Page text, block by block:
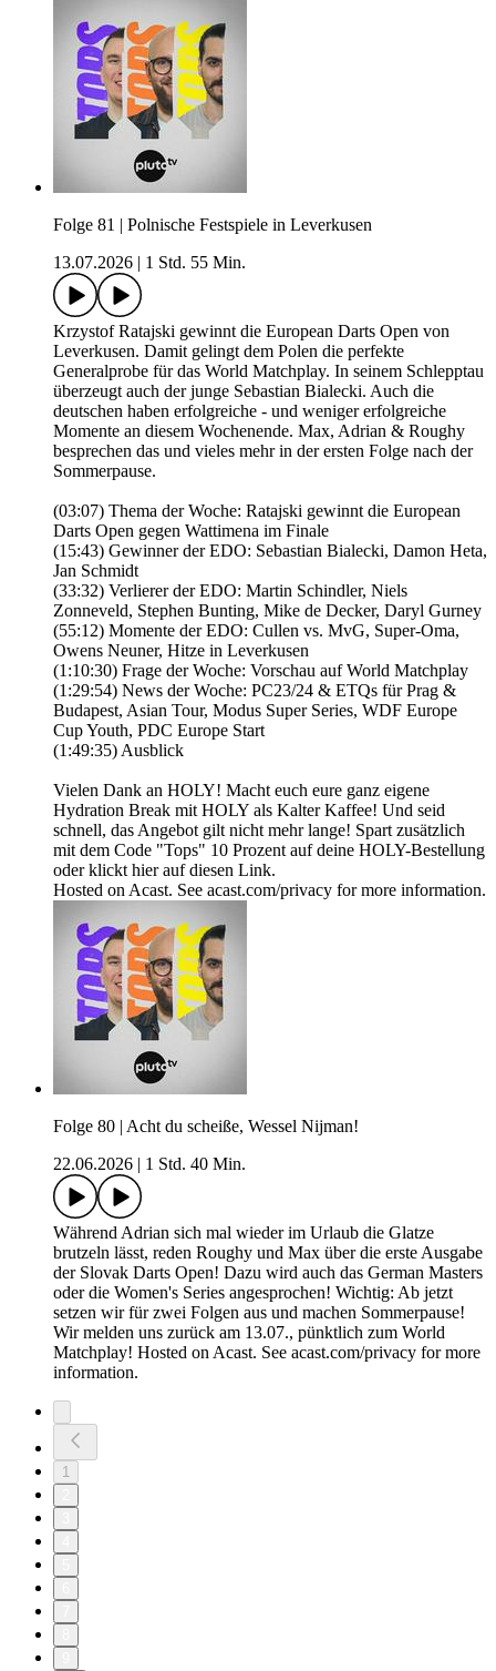
Folge 81 | Polnische Festspiele in Leverkusen
13.07.2026
1 Std. 55 Min.
Krzystof Ratajski gewinnt die European Darts Open von
Leverkusen. Damit gelingt dem Polen die perfekte
Generalprobe für das World Matchplay. In seinem Schlepptau
überzeugt auch der junge Sebastian Bialecki. Auch die
deutschen haben erfolgreiche - und weniger erfolgreiche
Momente an diesem Wochenende. Max, Adrian & Roughy
besprechen das und vieles mehr in der ersten Folge nach der
Sommerpause.
(03:07) Thema der Woche: Ratajski gewinnt die European
Darts Open gegen Wattimena im Finale
(15:43) Gewinner der EDO: Sebastian Bialecki, Damon Heta,
Jan Schmidt
(33:32) Verlierer der EDO: Martin Schindler, Niels
Zonneveld, Stephen Bunting, Mike de Decker, Daryl Gurney
(55:12) Momente der EDO: Cullen vs. MvG, Super-Oma,
Owens Neuner, Hitze in Leverkusen
(1:10:30) Frage der Woche: Vorschau auf World Matchplay
(1:29:54) News der Woche: PC23/24 & ETQs für Prag &
Budapest, Asian Tour, Modus Super Series, WDF Europe
Cup Youth, PDC Europe Start
(1:49:35) Ausblick
Vielen Dank an HOLY! Macht euch eure ganz eigene
Hydration Break mit HOLY als Kalter Kaffee! Und seid
schnell, das Angebot gilt nicht mehr lange! Spart zusätzlich
mit dem Code "Tops" 10 Prozent auf deine HOLY-Bestellung
oder klickt hier auf diesen Link.
Hosted on Acast. See acast.com/privacy for more information.
Folge 80 | Acht du scheiße, Wessel Nijman!
22.06.2026
1 Std. 40 Min.
Während Adrian sich mal wieder im Urlaub die Glatze
brutzeln lässt, reden Roughy und Max über die erste Ausgabe
der Slovak Darts Open! Dazu wird auch das German Masters
oder die Women's Series angesprochen! Wichtig: Ab jetzt
setzen wir für zwei Folgen aus und machen Sommerpause!
Wir melden uns zurück am 13.07., pünktlich zum World
Matchplay! Hosted on Acast. See acast.com/privacy for more
information.
1